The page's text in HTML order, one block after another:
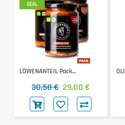
DEAL
LÖWENANTEIL Pack
30,58 € 29,00 €